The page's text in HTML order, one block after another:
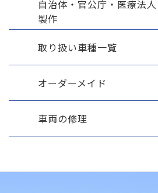
自治体・官公庁・医療法
製作
取り扱い車種一覧
オーダーメイド
車両の修理